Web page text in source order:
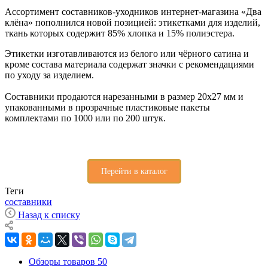
Ассортимент составников-уходников интернет-магазина «Два
клёна» пополнился новой позицией: этикетками для изделий,
ткань которых содержит 85% хлопка и 15% полиэстера.
Этикетки изготавливаются из белого или чёрного сатина и
кроме состава материала содержат значки с рекомендациями
по уходу за изделием.
Составники продаются нарезанными в размер 20х27 мм и
упакованными в прозрачные пластиковые пакеты
комплектами по 1000 или по 200 штук.
Перейти в каталог
Теги
составники
Назад к списку
Обзоры товаров 50